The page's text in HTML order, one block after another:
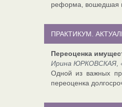
реформа, вошедшая в
ПРАКТИКУМ.
Переоценка
Ирина ЮРКОВСКАЯ,
Одной из важных
переоценка